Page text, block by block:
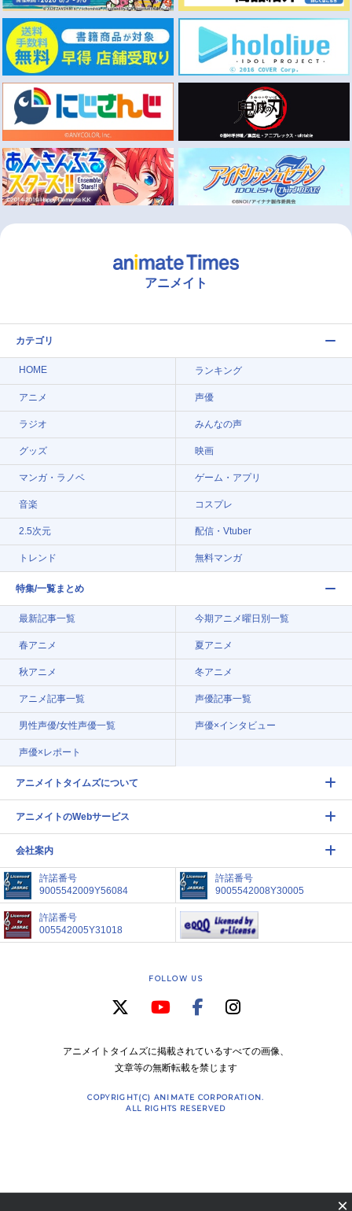
アニメイト
カテゴリ
HOME ランキング
アニメ 声優
ラジオ みんなの声
グッズ 映画
マンガ・ラノベ ゲーム・アプリ
音楽 コスプレ
2.5次元 配信・Vtuber
トレンド 無料マンガ
特集/一覧まとめ
最新記事一覧 今期アニメ曜日別一覧
春アニメ 夏アニメ
秋アニメ 冬アニメ
アニメ記事一覧 声優記事一覧
男性声優/女性声優一覧 声優×インタビュー
声優×レポート
アニメイトタイムズについて
アニメイトのWebサービス
会社案内
許諾番号
9005542009Y56084
許諾番号
9005542008Y30005
許諾番号
005542005Y31018
FOLLOW US
アニメイトタイムズに掲載されているすべての画像、
文章等の無断転載を禁じます
COPYRIGHT(C) ANIMATE CORPORATION.
ALL RIGHTS RESERVED
×